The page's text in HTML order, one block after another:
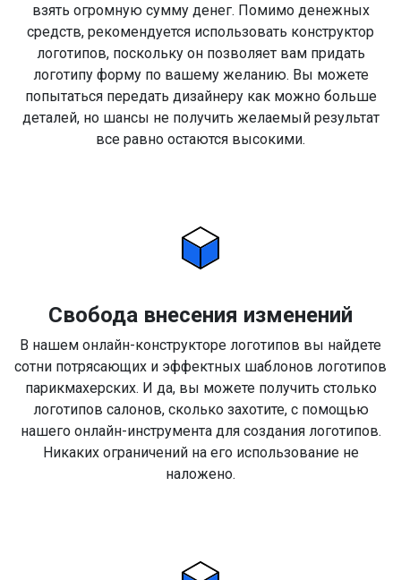
взять огромную сумму денег. Помимо денежных
средств, рекомендуется использовать конструктор
логотипов, поскольку он позволяет вам придать
логотипу форму по вашему желанию. Вы можете
попытаться передать дизайнеру как можно больше
деталей, но шансы не получить желаемый результат
все равно остаются высокими.
Свобода внесения изменений
В нашем онлайн-конструкторе логотипов вы найдете
сотни потрясающих и эффектных шаблонов логотипов
парикмахерских. И да, вы можете получить столько
логотипов салонов, сколько захотите, с помощью
нашего онлайн-инструмента для создания логотипов.
Никаких ограничений на его использование не
наложено.